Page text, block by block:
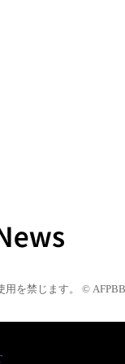
を禁じます。 © AFPBB